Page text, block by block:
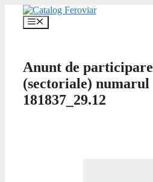
content
Menu
Anunt de participare
(sectoriale) numarul
181837_29.12